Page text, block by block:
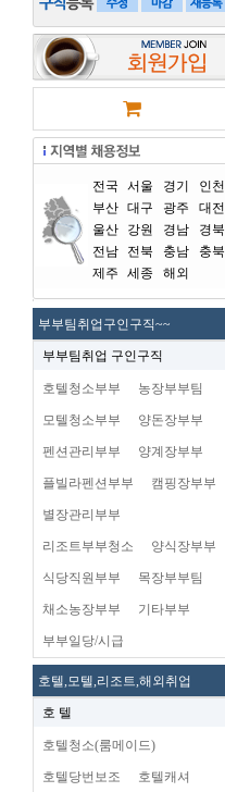
전국 서울 경기
인천
부산 대구 광주
대전
울산
강원 경남
경북
전남
전북 충남
충북
제주
세종 해외
부부팀취업구인구직~~
부부팀취업 구인구직
호텔청소부부 농장부부팀
모텔청소부부 양돈장부부
펜션관리부부 양계장부부
플빌라펜션부부 캠핑장부부
별장관리부부
리조트부부청소 양식장부부
식당직원부부 목장부부팀
채소농장부부 기타부부
부부일당/시급
호텔,모텔,리조트,해외취업
호 텔
호텔청소(룸메이드)
호텔당번보조 호텔캐셔